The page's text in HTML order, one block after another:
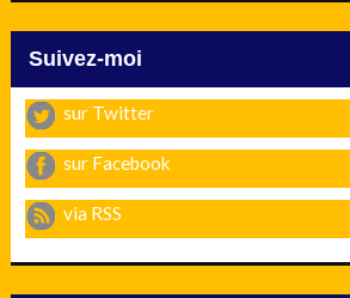
Suivez-moi
sur Twitter
sur Facebook
via RSS